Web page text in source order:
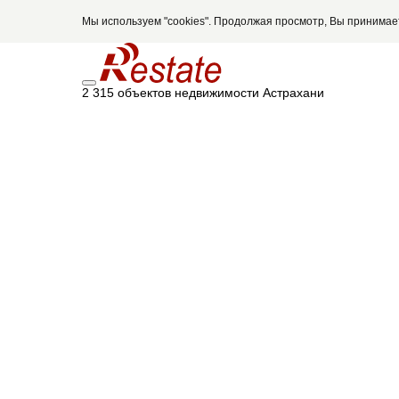
Мы используем "cookies". Продолжая просмотр, Вы
2 315 объектов недвижимости Астрахани